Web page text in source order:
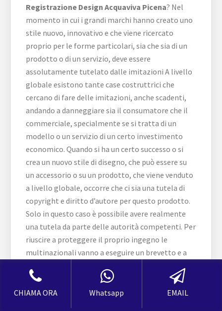
Registrazione Design Acquaviva Picena? Nel
momento in cui i grandi marchi hanno creato uno
stile nuovo, innovativo e che viene ricercato
proprio per le forme particolari, sia che sia di un
prodotto o di un servizio, deve essere
assolutamente tutelato dalle imitazioni A livello
globale esistono tante case costruttrici che
cercano di fare delle imitazioni, anche scadenti,
andando a danneggiare sia il consumatore che il
commerciale, specialmente se si tratta di un
modello o un servizio di un certo investimento
economico. Quando si ha un certo successo o si
crea un nuovo stile di disegno, che può essere su
un accessorio o su un prodotto, che viene venduto
a livello globale, occorre che ci sia una tutela di
copyright e diritto d’autore per questo prodotto.
Solo in questo caso è possibile avere realmente
una tutela da parte delle autorità competenti. Per
riuscire a proteggere il proprio ingegno le
multinazionali vanno a eseguire un brevetto e a
Registrazione Design Acquaviva
Picena
a livello planetario pagando i dovuti oneri,
ma avendo la sicurezza di una tutela e protezione
CHIAMA ORA Whatsapp EMAIL